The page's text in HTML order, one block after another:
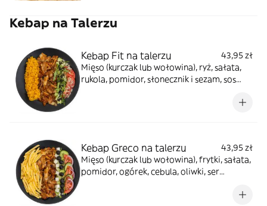
Kebap na Talerzu
Kebap Fit na talerzu
43,95 zł
Mięso (kurczak lub wołowina), ryż, sałata,
rukola, pomidor, słonecznik i sezam, sos
Kebap Greco na talerzu
43,95 zł
Mięso (kurczak lub wołowina), frytki, sałata,
pomidor, ogórek, cebula, oliwki, ser